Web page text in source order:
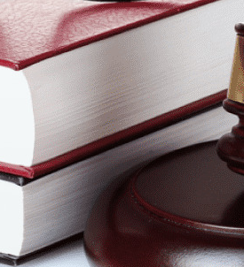
агентства) 6000
для бизнеса и частных лиц
бизнес, выбрать систему
,бухгалтерским ,налоговым , а
публикаций t.me/AGTLua